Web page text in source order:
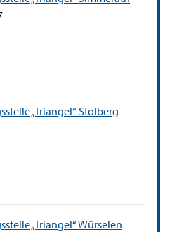
„Triangel“ Stolberg
„Triangel“ Würselen